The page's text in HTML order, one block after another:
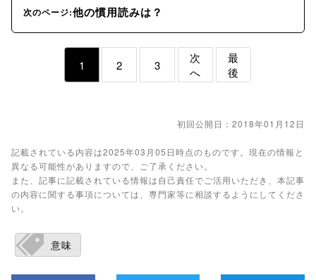
次のページ:他の慣用読みは？
1 2 3
次
へ
最
後
初回公開日：2018年01月12日
記載されている内容は2025年03月05日時点のものです。現在の情報と
異なる可能性がありますので、ご了承ください。
また、記事に記載されている情報は自己責任でご活用いただき、本記事
の内容に関する事項については、専門家等に相談するようにしてくださ
い。
意味